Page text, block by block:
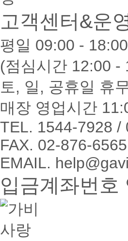
고객센터&운
평일 09:00 - 18:00
(점심시간 12:00 -
토, 일, 공휴일 휴
매장 영업시간
TEL. 1544-7928 /
FAX. 02-876-6565
EMAIL.
입금계좌번호